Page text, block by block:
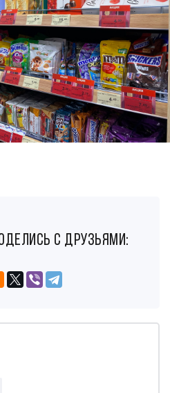
с друзьями: